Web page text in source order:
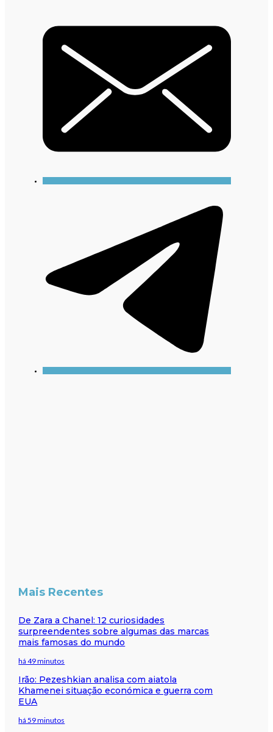
Mais Recentes
De Zara a Chanel: 12 curiosidades
surpreendentes sobre algumas das marcas
mais famosas do mundo
há 49 minutos
Irão: Pezeshkian analisa com aiatola
Khamenei situação económica e guerra com
EUA
há 59 minutos